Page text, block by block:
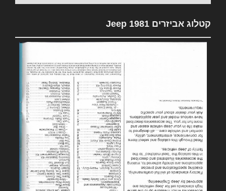
קטלוג אביזרים 1981 Jeep